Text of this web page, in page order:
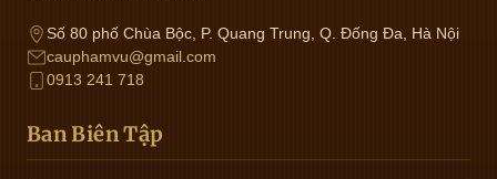
Số 80 phố Chùa Bộc, P. Quang Trung, Q. Đống Đa, Hà Nội
cauphamvu@gmail.com
0913 241 718
Ban Biên Tập